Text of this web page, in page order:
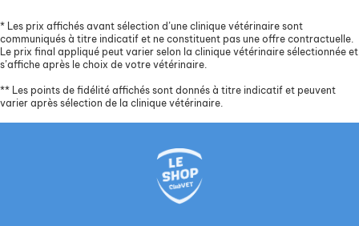
* Les prix affichés avant sélection d’une clinique vétérinaire sont
communiqués à titre indicatif et ne constituent pas une offre contractuelle.
Le prix final appliqué peut varier selon la clinique vétérinaire sélectionnée et
s’affiche après le choix de votre vétérinaire.
** Les points de fidélité affichés sont donnés à titre indicatif et peuvent
varier après sélection de la clinique vétérinaire.